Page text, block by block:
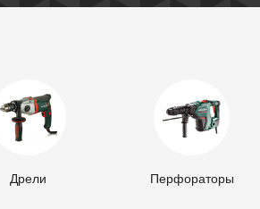
Дрели Перфораторы